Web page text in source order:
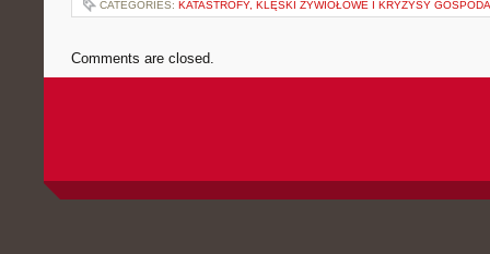
CATEGORIES: KATASTROFY, KLĘSKI ŻYWIOŁOWE I KRYZYSY
Comments are closed.